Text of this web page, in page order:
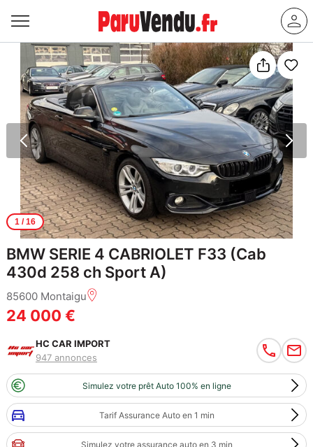
1/ 16
BMW SERIE 4 CABRIOLET F33 (Cab
430d 258 ch Sport A)
85600 Montaigu
24 000 €
HC CAR IMPORT
947 annonces
Simulez votre prêt Auto 100% en ligne
Tarif Assurance Auto en 1 min
Simulez votre assurance auto en 3 min